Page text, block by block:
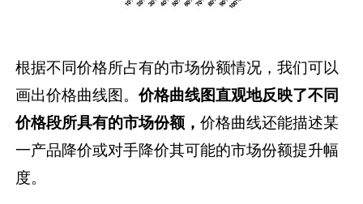
根据不同价格所占有的市场份额情况，我们可以
画出价格曲线图。价格曲线图直观地反映了不同
价格段所具有的市场份额，价格曲线还能描述某
一产品降价或对手降价其可能的市场份额提升幅
度。